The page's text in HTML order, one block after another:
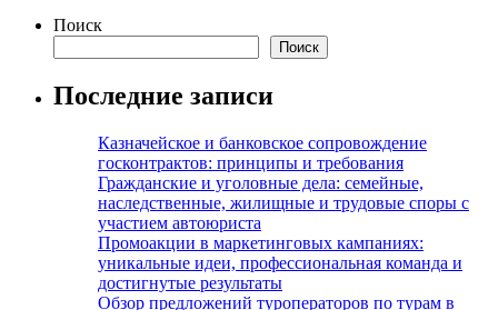
Поиск
Поиск
Последние записи
Казначейское и банковское сопровождение
госконтрактов: принципы и требования
Гражданские и уголовные дела: семейные,
наследственные, жилищные и трудовые споры с
участием автоюриста
Промоакции в маркетинговых кампаниях:
уникальные идеи, профессиональная команда и
достигнутые результаты
Обзор предложений туроператоров по турам в